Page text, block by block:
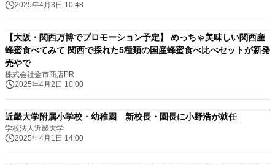
2025年4月3日 10:48
【大阪・関西万博でプロモーション予定】 めっちゃ美味しい関西産
蜂蜜食べてみて 関西で採れた5種類の国産蜂蜜食べ比べセットが新発
売やで
株式会社金市商店PR
2025年4月2日 10:00
近畿大学附属小学校・幼稚園 新校長・園長に小野浩が就任
学校法人近畿大学
2025年4月1日 14:00